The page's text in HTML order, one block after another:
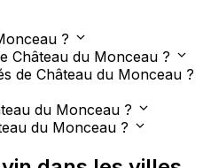
?
Château du Monceau ?
de Château du Monceau ?
du Monceau ?
du Monceau ?